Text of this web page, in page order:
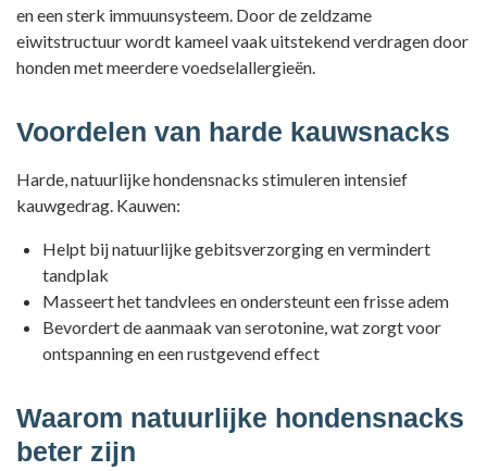
en een sterk immuunsysteem. Door de zeldzame
eiwitstructuur wordt kameel vaak uitstekend verdragen door
honden met meerdere voedselallergieën.
Voordelen van harde kauwsnacks
Harde, natuurlijke hondensnacks stimuleren intensief
kauwgedrag. Kauwen:
Helpt bij natuurlijke gebitsverzorging en vermindert
tandplak
Masseert het tandvlees en ondersteunt een frisse adem
Bevordert de aanmaak van serotonine, wat zorgt voor
ontspanning en een rustgevend effect
Waarom natuurlijke hondensnacks
beter zijn